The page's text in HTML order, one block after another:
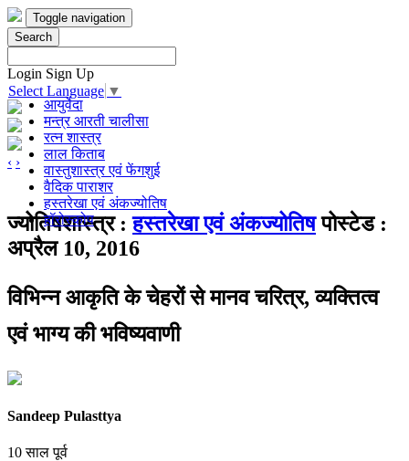
Toggle navigation
Search
Login Sign Up
आयुर्वेदा
मन्त्र आरती चालीसा
रत्न शास्त्र
लाल किताब
वास्तुशास्त्र एवं फेंगशुई
वैदिक पाराशर
हस्तरेखा एवं अंकज्योतिष
हॉरोस्कोप
Select Language ▼
‹ ›
ज्योतिषशास्त्र :हस्तरेखा एवं अंकज्योतिष पोस्टेड :
अप्रैल 10, 2016
विभिन्न आकृति के चेहरों से मानव चरित्र, व्यक्तित्व
एवं भाग्य की भविष्यवाणी
Sandeep Pulasttya
10 साल पूर्व